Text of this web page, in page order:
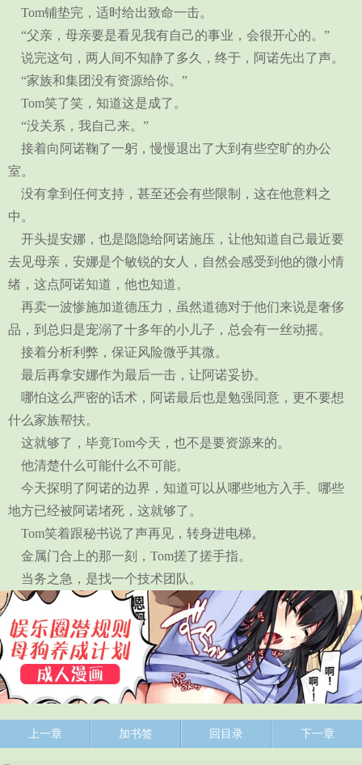
Tom铺垫完，适时给出致命一击。
“父亲，母亲要是看见我有自己的事业，会很开心的。”
说完这句，两人间不知静了多久，终于，阿诺先出了声。
“家族和集团没有资源给你。”
Tom笑了笑，知道这是成了。
“没关系，我自己来。”
接着向阿诺鞠了一躬，慢慢退出了大到有些空旷的办公
室。
没有拿到任何支持，甚至还会有些限制，这在他意料之
中。
开头提安娜，也是隐隐给阿诺施压，让他知道自己最近要
去见母亲，安娜是个敏锐的女人，自然会感受到他的微小情
绪，这点阿诺知道，他也知道。
再卖一波惨施加道德压力，虽然道德对于他们来说是奢侈
品，到总归是宠溺了十多年的小儿子，总会有一丝动摇。
接着分析利弊，保证风险微乎其微。
最后再拿安娜作为最后一击，让阿诺妥协。
哪怕这么严密的话术，阿诺最后也是勉强同意，更不要想
什么家族帮扶。
这就够了，毕竟Tom今天，也不是要资源来的。
他清楚什么可能什么不可能。
今天探明了阿诺的边界，知道可以从哪些地方入手、哪些
地方已经被阿诺堵死，这就够了。
Tom笑着跟秘书说了声再见，转身进电梯。
金属门合上的那一刻，Tom搓了搓手指。
当务之急，是找一个技术团队。
上一章 加书签 回目录 下一章